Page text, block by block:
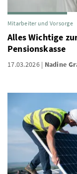
Mitarbeiter und Vorsorge
Alles Wichtige
Pensionskasse
17.03.2026 Nadine